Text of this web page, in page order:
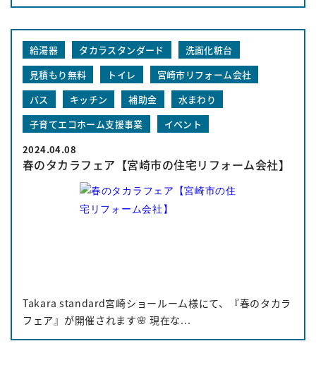
給湯器 タカラスタンダード
洗面化粧台
見積もり無料
トイレ
宮崎市リフォーム会社
バス
キッチン 補助金
水まわり
子育てエコホーム支援事業
イベント
2024.04.08
春のタカラフェア【宮崎市の住宅リフォーム会社】
Takara standard宮崎ショールーム様にて、『春のタカラ
フェア』が開催されます🌸 現在な...